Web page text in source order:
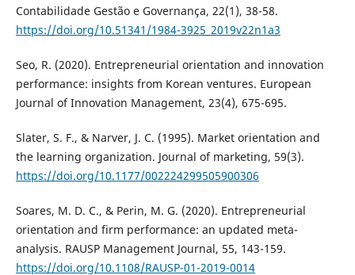
Contabilidade Gestão e Governança, 22(1), 38-58.
https://doi.org/10.51341/1984-3925_2019v22n1a3
Seo, R. (2020). Entrepreneurial orientation and innovation
performance: insights from Korean ventures. European
Journal of Innovation Management, 23(4), 675-695.
Slater, S. F., & Narver, J. C. (1995). Market orientation and
the learning organization. Journal of marketing, 59(3).
https://doi.org/10.1177/002224299505900306
Soares, M. D. C., & Perin, M. G. (2020). Entrepreneurial
orientation and firm performance: an updated meta-
analysis. RAUSP Management Journal, 55, 143-159.
https://doi.org/10.1108/RAUSP-01-2019-0014